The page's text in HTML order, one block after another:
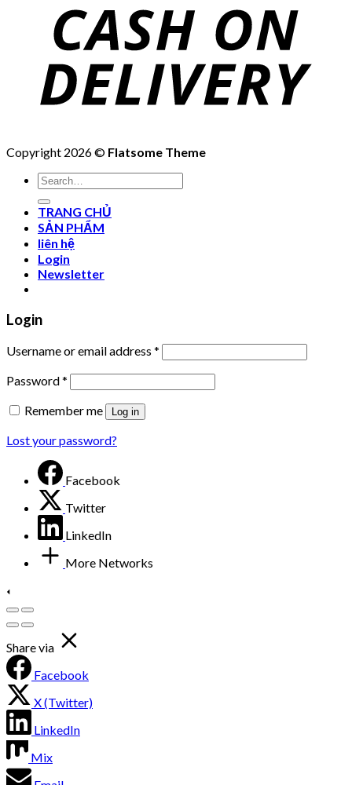
Copyright 2026 © Flatsome Theme
Search
for:
TRANG CHỦ
SẢN PHẨM
liên hệ
Login
Newsletter
Login
Username or email address *
Password*
Remember me
Log in
Lost your password?
Facebook
Twitter
LinkedIn
More Networks
Share via
Facebook
X (Twitter)
LinkedIn
Mix